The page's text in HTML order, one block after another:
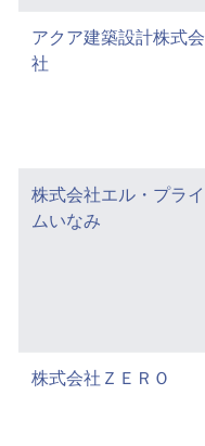
アクア建築設計株式会
社
株式会社エル・プライ
ムいなみ
株式会社ＺＥＲＯ